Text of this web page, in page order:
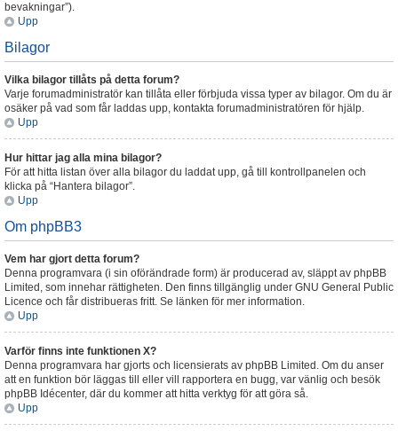
bevakningar”).
Upp
Bilagor
Vilka bilagor tillåts på detta forum?
Varje forumadministratör kan tillåta eller förbjuda vissa typer av bilagor. Om du är
osäker på vad som får laddas upp, kontakta forumadministratören för hjälp.
Upp
Hur hittar jag alla mina bilagor?
För att hitta listan över alla bilagor du laddat upp, gå till kontrollpanelen och
klicka på “Hantera bilagor”.
Upp
Om phpBB3
Vem har gjort detta forum?
Denna programvara (i sin oförändrade form) är producerad av, släppt av phpBB
Limited, som innehar rättigheten. Den finns tillgänglig under GNU General Public
Licence och får distribueras fritt. Se länken för mer information.
Upp
Varför finns inte funktionen X?
Denna programvara har gjorts och licensierats av phpBB Limited. Om du anser
att en funktion bör läggas till eller vill rapportera en bugg, var vänlig och besök
phpBB Idécenter, där du kommer att hitta verktyg för att göra så.
Upp